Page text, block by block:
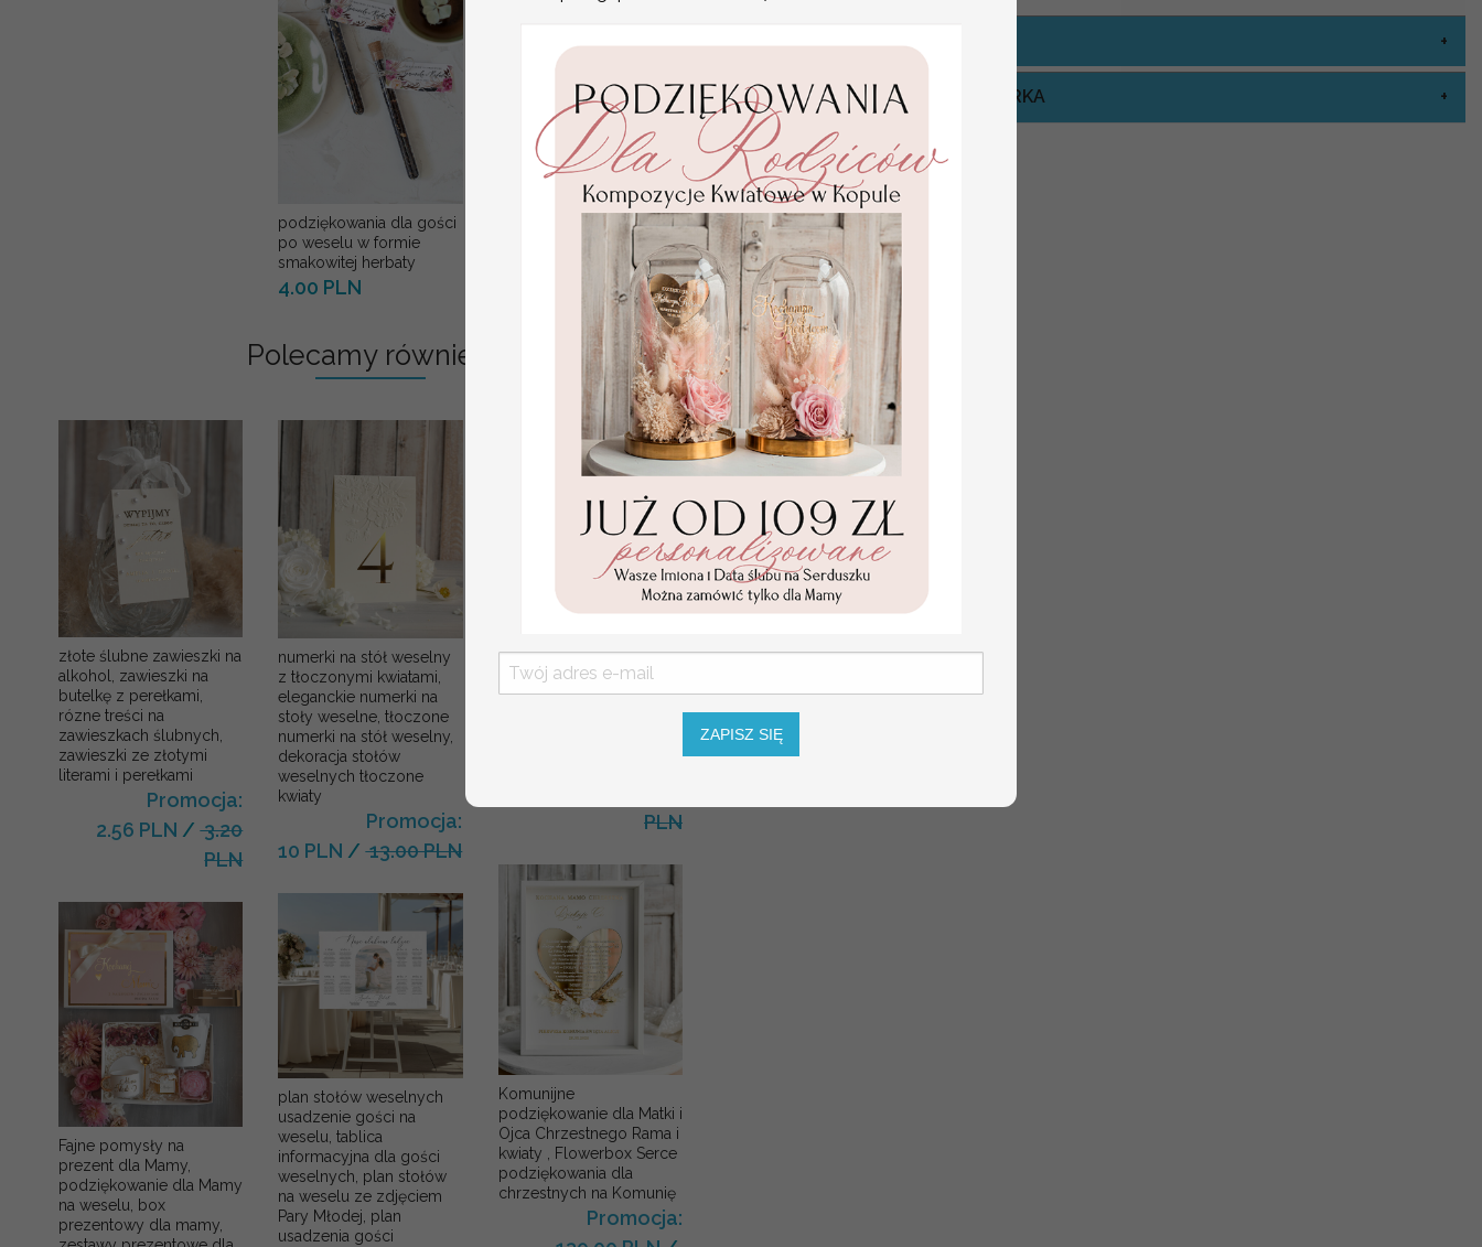
podziękowania dla gości
po weselu w formie
smakowitej herbaty
4.00 PLN
karteczki ślubne winietki
weselne
Promocja:
2.50 PLN
Polecamy również:
złote ślubne zawieszki na
alkohol, zawieszki na
butelkę z perełkami,
rózne treści na
zawieszkach ślubnych,
zawieszki ze złotymi
literami i perełkami
Promocja:
2.56 PLN /3.20
PLN
Fajne pomysły na
prezent dla Mamy,
podziękowanie dla Mamy
na weselu, box
prezentowy dla mamy,
numerki na stół weselny
z tłoczonymi kwiatami,
eleganckie numerki na
stoły weselne, tłoczone
numerki na stół weselny,
dekoracja stołów
weselnych tłoczone
kwiaty
Promocja:
10 PLN /13.00 PLN
plan stołów weselnych
usadzenie gości na
weselu, tablica
informacyjna dla gości
weselnych, plan stołów
na weselu ze zdjęciem
Pary Młodej, plan
usadzenia gości
Pierwszej Komunii w
pudełku,
personalizowana
PLN
Komunijne
podziękowanie dla Matki i
Ojca Chrzestnego Rama i
kwiaty , Flowerbox Serce
podziękowania dla
chrzestnych na Komunię
Promocja:
KOLOR WSTĄŻKI LUB SZNURKA
ZAPISZ SIĘ